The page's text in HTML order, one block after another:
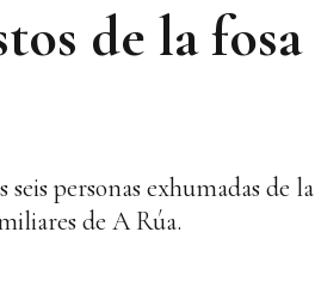
de la fosa
personas exhumadas de la
de A Rúa.